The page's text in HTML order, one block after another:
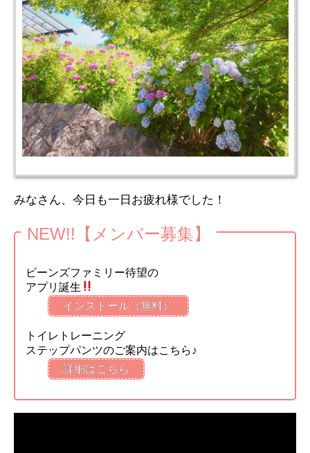
みなさん、今日も一日お疲れ様でした！
NEW!!【メンバー募集】
ビーンズファミリー待望の
アプリ誕生
インストール（無料）
トイレトレーニング
ステップパンツのご案内はこちら♪
詳細はこちら